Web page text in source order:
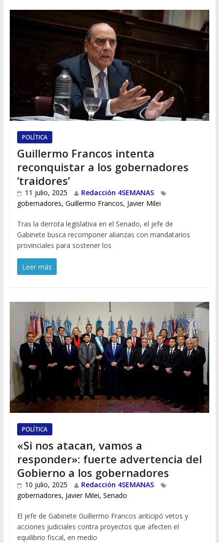
POLÍTICA
Guillermo Francos intenta
reconquistar a los gobernadores
‘traidores’
11 julio, 2025
Redacción 4SEMANAS
gobernadores, Guillermo Francos, Javier Milei
Tras la derrota legislativa en el Senado, el jefe de
Gabinete busca recomponer alianzas con mandatarios
provinciales para sostener los
Leer más
POLÍTICA
«Si nos atacan, vamos a
responder»: fuerte advertencia del
Gobierno a los gobernadores
10 julio, 2025
Redacción 4SEMANAS
gobernadores, Javier Milei, Senado
El jefe de Gabinete Guillermo Francos anticipó vetos y
acciones judiciales contra proyectos que afecten el
equilibrio fiscal, en medio